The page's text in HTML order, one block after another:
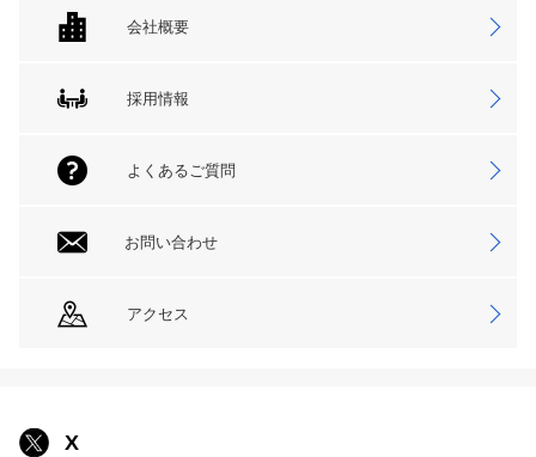
会社概要
採用情報
よくあるご質問
お問い合わせ
アクセス
X